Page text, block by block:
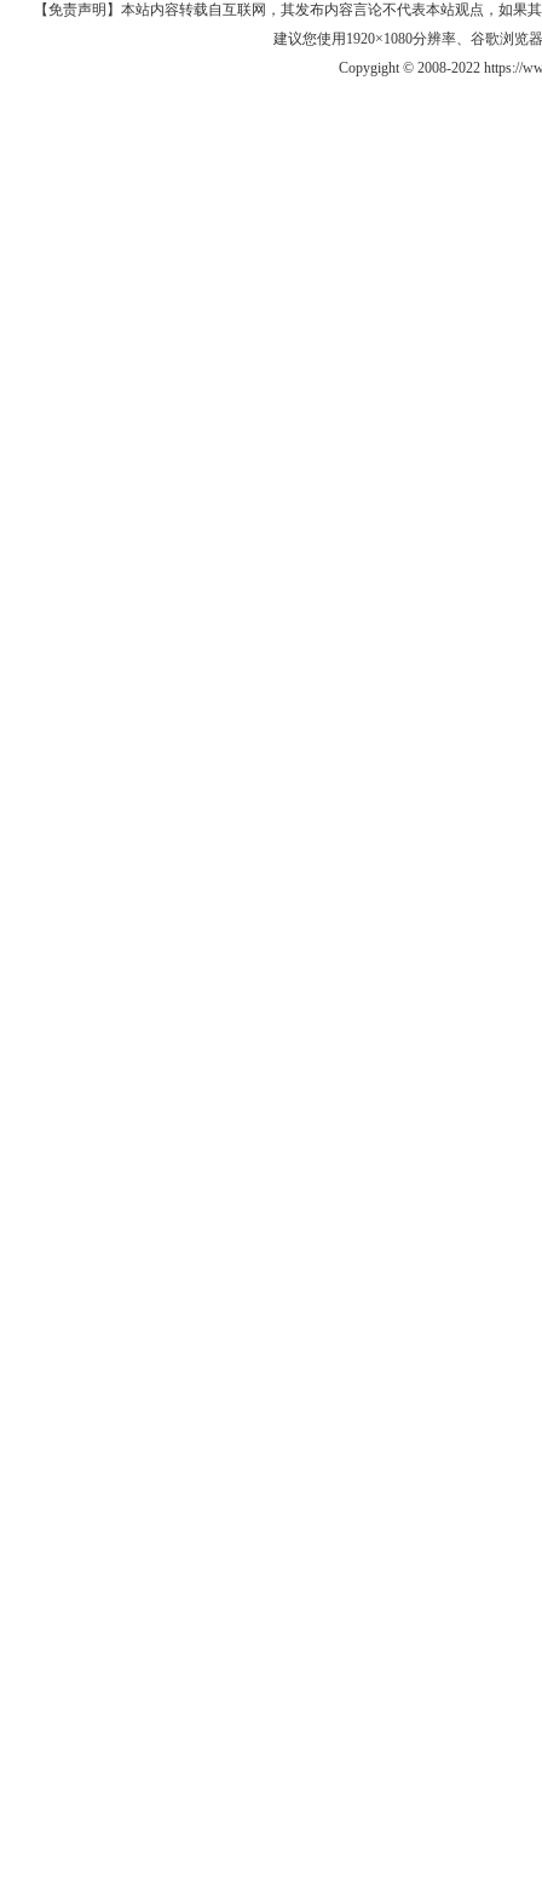
【免责声明】本站内容转载自互联网，其发布内容言论不代表本站观点，如果
建议您使用1920×1080分辨率、谷歌浏览
Copygight © 2008-2022 https://